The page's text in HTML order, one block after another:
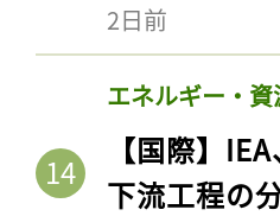
2日前
エネルギー・資
【国際】
下流工程の